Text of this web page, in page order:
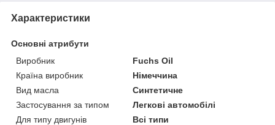
Характеристики
Основні атрибути
Виробник
Fuchs Oil
Країна виробник
Німеччина
Вид масла
Синтетичне
Застосування за типом
Легкові автомобілі
Для типу двигунів
Всі типи